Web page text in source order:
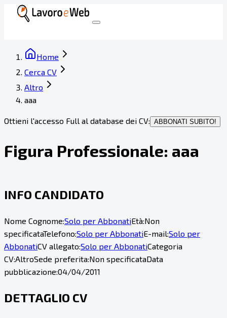
Home
Cerca CV
Altro
aaa
Ottieni l'accesso Full al database dei CV: ABBONATI SUBITO!
Figura Professionale: aaa
INFO CANDIDATO
Nome Cognome:Solo per AbbonatiEtà:Non
specificataTelefono:Solo per AbbonatiE-mail:Solo per
AbbonatiCV allegato:Solo per AbbonatiCategoria
CV:AltroSede preferita:Non specificataData
pubblicazione:04/04/2011
DETTAGLIO CV